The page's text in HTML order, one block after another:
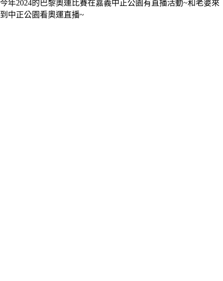
今年2024的巴黎奧運比賽在嘉義中正公園有直播活動~和老婆來
到中正公園看奧運直播~